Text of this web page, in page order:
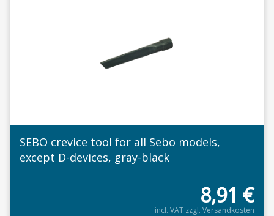
SEBO crevice tool for all Sebo models,
except D-devices, gray-black
8,91 €
incl. VAT zzgl. Versandkosten